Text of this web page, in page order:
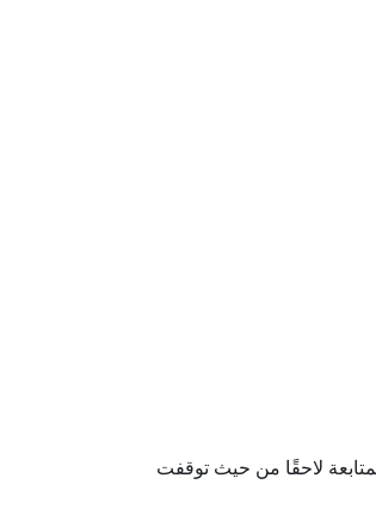
لاحقًا من حيث توقفت